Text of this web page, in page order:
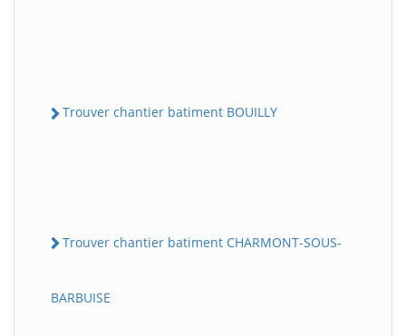
Trouver chantier batiment BOUILLY
Trouver chantier batiment CHARMONT-SOUS-
BARBUISE